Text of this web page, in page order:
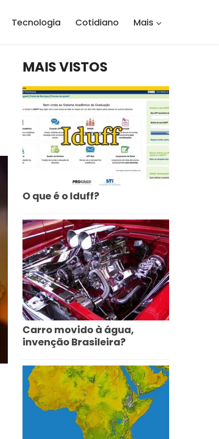
Tecnologia Cotidiano Mais
MAIS VISTOS
O que é o Iduff?
Carro movido à água,
invenção Brasileira?